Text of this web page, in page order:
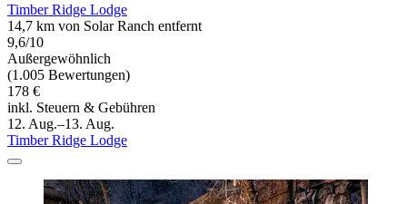
Timber Ridge Lodge
14,7 km von Solar Ranch entfernt
9,6/10
Außergewöhnlich
(1.005 Bewertungen)
178 €
inkl. Steuern & Gebühren
12. Aug.–13. Aug.
Timber Ridge Lodge